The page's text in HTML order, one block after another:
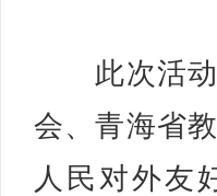
此次活动
会、青海省
人民对外友